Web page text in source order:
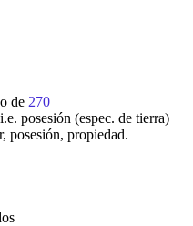
de 270
posesión (espec. de tierra)
posesión, propiedad.